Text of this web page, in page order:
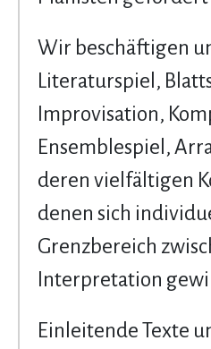
Wir beschäftigen
Literaturspiel,
Improvisation,
Ensemblespiel,
deren vielfältigen
denen sich
Grenzbereich
Interpretation
Einleitende Texte